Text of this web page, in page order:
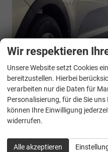
UnsereTOP
Wir respektieren
Unsere Website setzt Cookies
bereitzustellen. Hierbei
verarbeiten nur die Daten für
Personalisierung, für die Sie
können Ihre Einwilligung
widerrufen.
Alle akzeptieren